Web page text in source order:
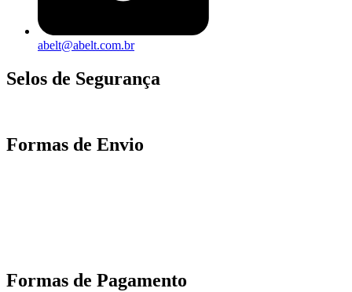
abelt@abelt.com.br
Selos de Segurança
Formas de Envio
Formas de Pagamento